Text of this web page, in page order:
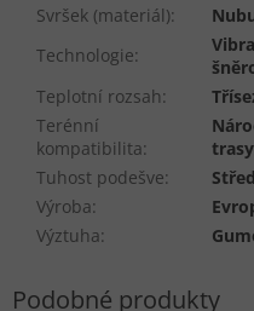
Svršek (materiál):
Technologie:
Teplotní rozsah:
Terénní
kompatibilita:
Tuhost podešve:
Výroba:
Výztuha: